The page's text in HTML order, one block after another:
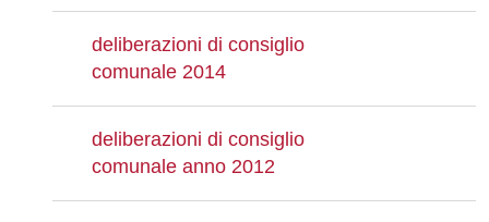
deliberazioni di consiglio
comunale 2014
deliberazioni di consiglio
comunale anno 2012